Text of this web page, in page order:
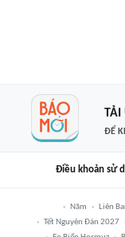
TẢI
ĐỂ
Điều khoản sử
Năm Liên
Tết Nguyên Đán 2027